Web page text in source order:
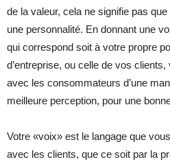
de la valeur, cela ne signifie pas
une personnalité. En donnant une
qui correspond soit à votre propre
d’entreprise, ou celle de vos
avec les consommateurs d’une
meilleure perception, pour une
Votre «voix» est le langage que
avec les clients, que ce soit par la